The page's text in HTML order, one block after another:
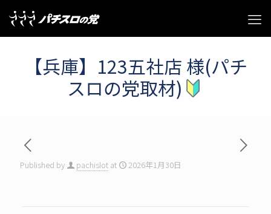
【兵庫】123五社店 様(パチ
スロの党取材)
Published by pachislot at 2026年1月30日